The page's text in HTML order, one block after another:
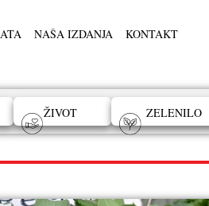
NAŠA IZDANJA KONTAKT
ŽIVOT ZELENILO